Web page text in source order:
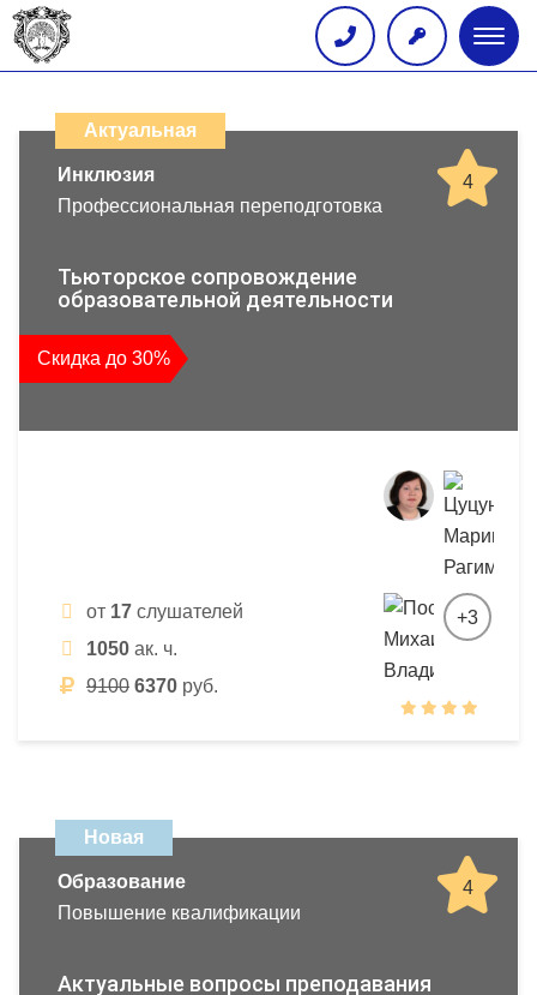
меню
дистанционных
образовательных
повышения
квалификации
и
профессиональной
Актуальная
4
Инклюзия
Профессиональная переподготовка
Тьюторское сопровождение
образовательной деятельности
Скидка до 30%
от 17 слушателей
1050 ак. ч.
9100 6370 руб.
+3
Новая
4
Образование
Повышение квалификации
Актуальные вопросы преподавания